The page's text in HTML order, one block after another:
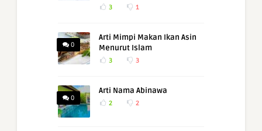
3 1
0
Arti Mimpi Makan Ikan Asin
Menurut Islam
3 3
0
Arti Nama Abinawa
2 2